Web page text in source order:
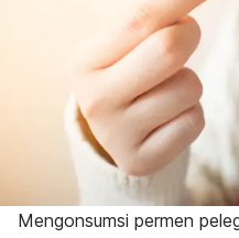
Mengonsumsi permen